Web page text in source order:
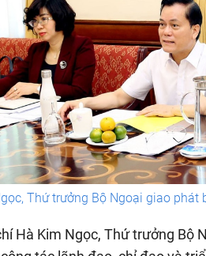
Thứ trưởng Bộ Ngoại giao phát
Hà Kim Ngọc, Thứ trưởng Bộ